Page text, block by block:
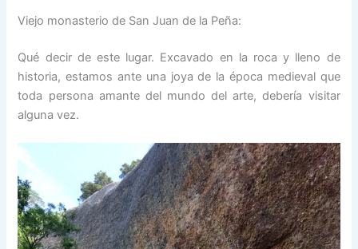
Viejo monasterio de San Juan de la Peña:
Qué decir de este lugar. Excavado en la roca y lleno de
historia, estamos ante una joya de la época medieval que
toda persona amante del mundo del arte, debería visitar
alguna vez.